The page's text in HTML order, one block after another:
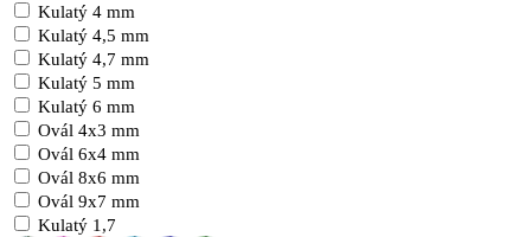
Kulatý 4 mm
Kulatý 4,5 mm
Kulatý 4,7 mm
Kulatý 5 mm
Kulatý 6 mm
Ovál 4x3 mm
Ovál 6x4 mm
Ovál 8x6 mm
Ovál 9x7 mm
Kulatý 1,7